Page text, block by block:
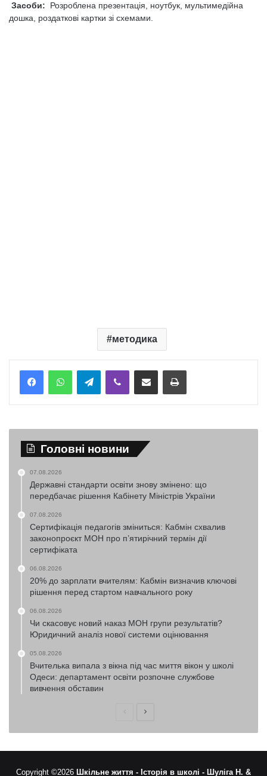
Засоби:
Розроблена презентація, ноутбук, мультимедійна
дошка, роздаткові картки зі схемами.
методика
TelegramViber Надіслати електронною поштоюНадрукувати
Головні новини
07.08.2026
Державні стандарти освіти знову змінено: що
передбачає рішення Кабінету Міністрів України
07.08.2026
Сертифікація педагогів зміниться: Кабмін схвалив
законопроєкт МОН про п’ятирічний термін дії
сертифіката
06.08.2026
20% до зарплати вчителям: Кабмін визначив ключові
рішення перед стартом навчального року
06.08.2026
Чи скасовує новий наказ МОН групи результатів?
Юридичний аналіз нової системи оцінювання
05.08.2026
Вчителька випала з вікна під час миття вікон у школі
Одеси: департамент освіти розпочне службове
вивчення обставин
ПопередняНаступна
Copyright ©2026 Шкільне життя - Історія в школі - Шуліга Н. &